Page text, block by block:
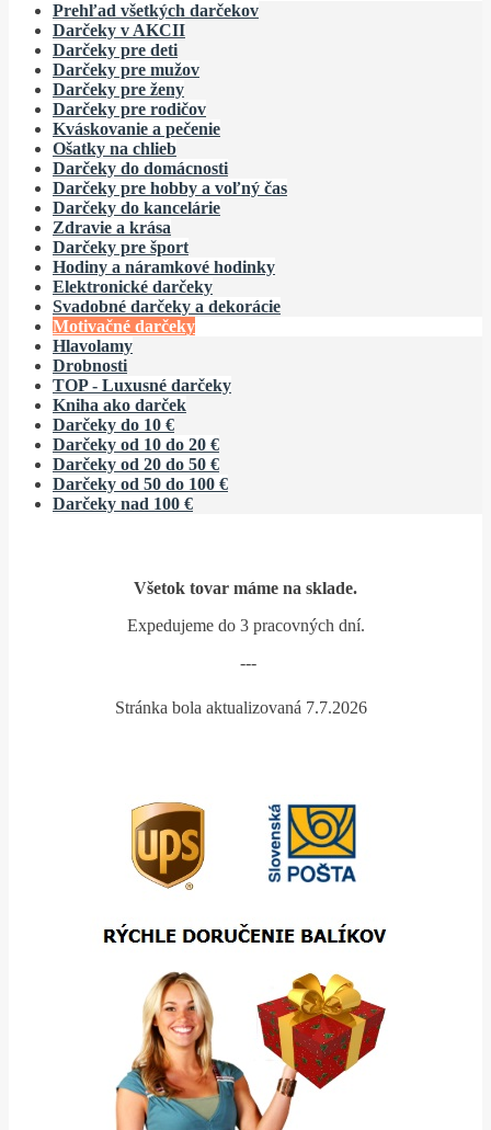
Prehľad všetkých darčekov
Darčeky v AKCII
Darčeky pre deti
Darčeky pre mužov
Darčeky pre ženy
Darčeky pre rodičov
Kváskovanie a pečenie
Ošatky na chlieb
Darčeky do domácnosti
Darčeky pre hobby a voľný čas
Darčeky do kancelárie
Zdravie a krása
Darčeky pre šport
Hodiny a náramkové hodinky
Elektronické darčeky
Svadobné darčeky a dekorácie
Motivačné darčeky
Hlavolamy
Drobnosti
TOP - Luxusné darčeky
Kniha ako darček
Darčeky do 10 €
Darčeky od 10 do 20 €
Darčeky od 20 do 50 €
Darčeky od 50 do 100 €
Darčeky nad 100 €
Všetok tovar máme na sklade.
Expedujeme do 3 pracovných dní.
---
Stránka bola aktualizovaná 7.7.2026